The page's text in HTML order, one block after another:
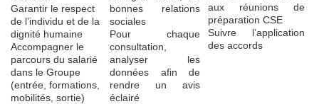
Garantir le respect
de l’individu et de la
dignité humaine
Accompagner le
parcours du salarié
dans le Groupe
(entrée, formations,
mobilités, sortie)
bonnes relations
sociales
Pour chaque
consultation,
analyser les
données afin de
rendre un avis
éclairé
aux réunions de
préparation CSE
Suivre l’application
des accords